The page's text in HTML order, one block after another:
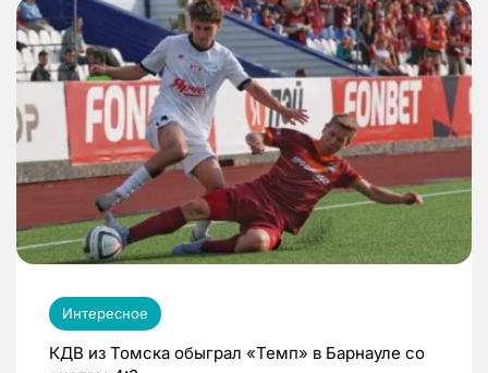
Интересное
КДВ из Томска обыграл «Темп» в Барнауле со